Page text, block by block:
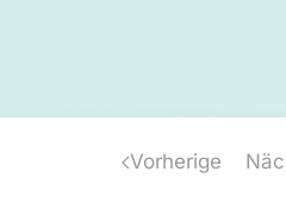
Vorherige